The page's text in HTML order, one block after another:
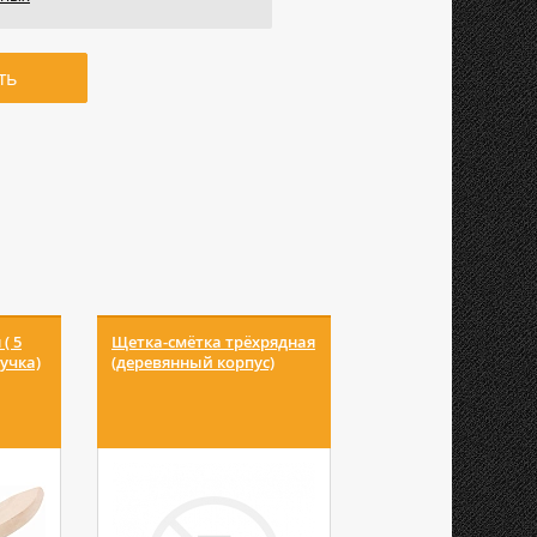
5
Щетка-смётка трёхрядная
(деревянный корпус)
Щетка
(латунь, пластмасс.